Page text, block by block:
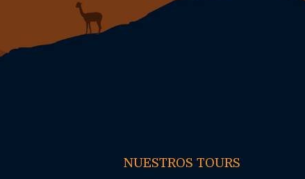
NUESTROS TOURS